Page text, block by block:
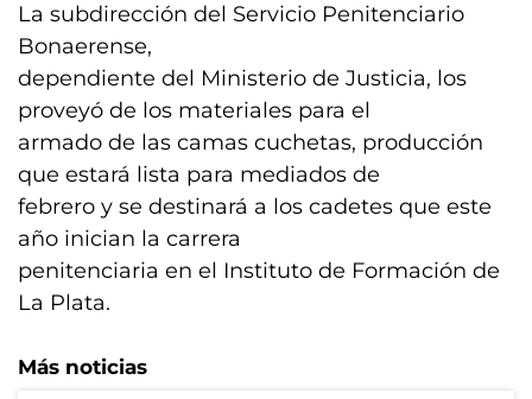
La subdirección del Servicio Penitenciario
Bonaerense,
dependiente del Ministerio de Justicia, los
proveyó de los materiales para el
armado de las camas cuchetas, producción
que estará lista para mediados de
febrero y se destinará a los cadetes que este
año inician la carrera
penitenciaria en el Instituto de Formación de
La Plata.
Más noticias